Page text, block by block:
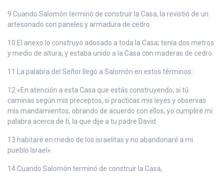
9 Cuando Salomón terminó de construir la Casa, la revistió de un
artesonado con paneles y armadura de cedro.
10 El anexo lo construyó adosado a toda la Casa; tenía dos metros
y medio de altura, y estaba unido a la Casa con maderas de cedro.
11 La palabra del Señor llegó a Salomón en estos términos:
12 «En atención a esta Casa que estás construyendo, si tú
caminas según mis preceptos, si practicas mis leyes y observas
mis mandamientos, obrando de acuerdo con ellos, yo cumpliré mi
palabra acerca de ti, la que dije a tu padre David:
13 habitaré en medio de los israelitas y no abandonaré a mi
pueblo Israel».
14 Cuando Salomón terminó de construir la Casa,